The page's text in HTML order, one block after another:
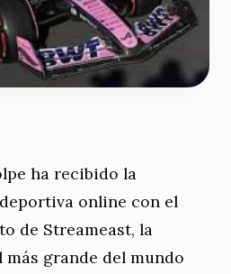
ha recibido la
online con el
de Streameast, la
grande del mundo